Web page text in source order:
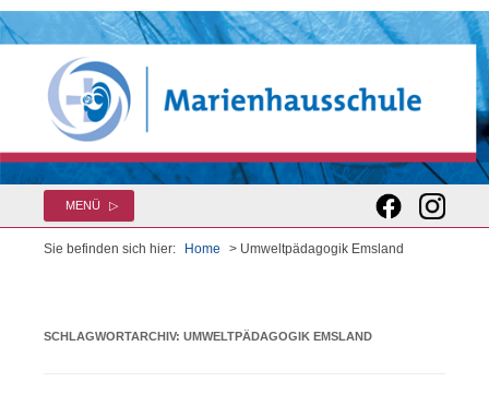
MENÜ
Sie befinden sich hier: Home > Umweltpädagogik Emsland
SCHLAGWORTARCHIV: UMWELTPÄDAGOGIK EMSLAND